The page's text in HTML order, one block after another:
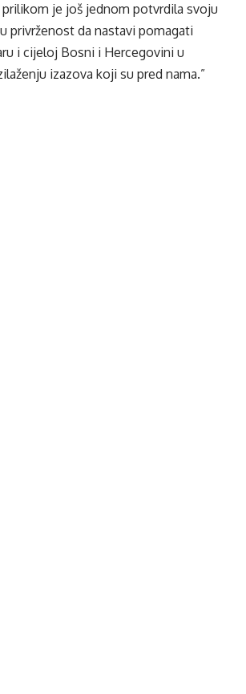
je još jednom potvrdila svoju
privrženost da nastavi pomagati
i cijeloj Bosni i Hercegovini u
izazova koji su pred nama.”